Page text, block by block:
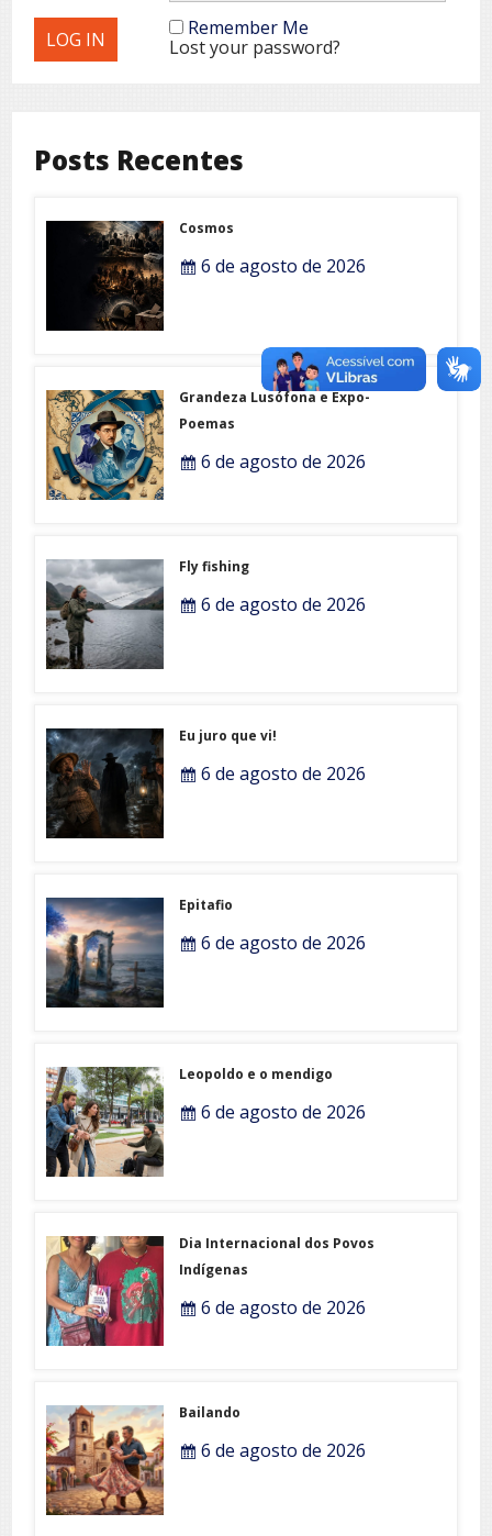
Remember Me
Lost your password?
Posts Recentes
Cosmos
6 de agosto de 2026
Grandeza Lusófona e Expo-
Poemas
6 de agosto de 2026
Fly fishing
6 de agosto de 2026
Eu juro que vi!
6 de agosto de 2026
Epitafio
6 de agosto de 2026
Leopoldo e o mendigo
6 de agosto de 2026
Dia Internacional dos Povos
Indígenas
6 de agosto de 2026
Bailando
6 de agosto de 2026